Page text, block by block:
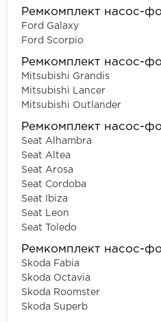
Ремкомплект насос-
Ford Galaxy
Ford Scorpio
Ремкомплект насос-
Mitsubishi Grandis
Mitsubishi Lancer
Mitsubishi Outlander
Ремкомплект насос-
Seat Alhambra
Seat Altea
Seat Arosa
Seat Cordoba
Seat Ibiza
Seat Leon
Seat Toledo
Ремкомплект насос-
Skoda Fabia
Skoda Octavia
Skoda Roomster
Skoda Superb